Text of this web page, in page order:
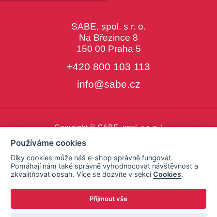
SABE, spol. s r. o.
Na Březince 8
150 00 Praha 5
+420 800 103 113
info@sabe.cz
Copyright © SABE, spol. s r. o. |
Používáme cookies
Díky cookies může náš e-shop správně fungovat.
Pomáhají nám také správně vyhodnocovat návštěvnost a
zkvalitňovat obsah. Více se dozvíte v sekciCookies.
Přijmout vše